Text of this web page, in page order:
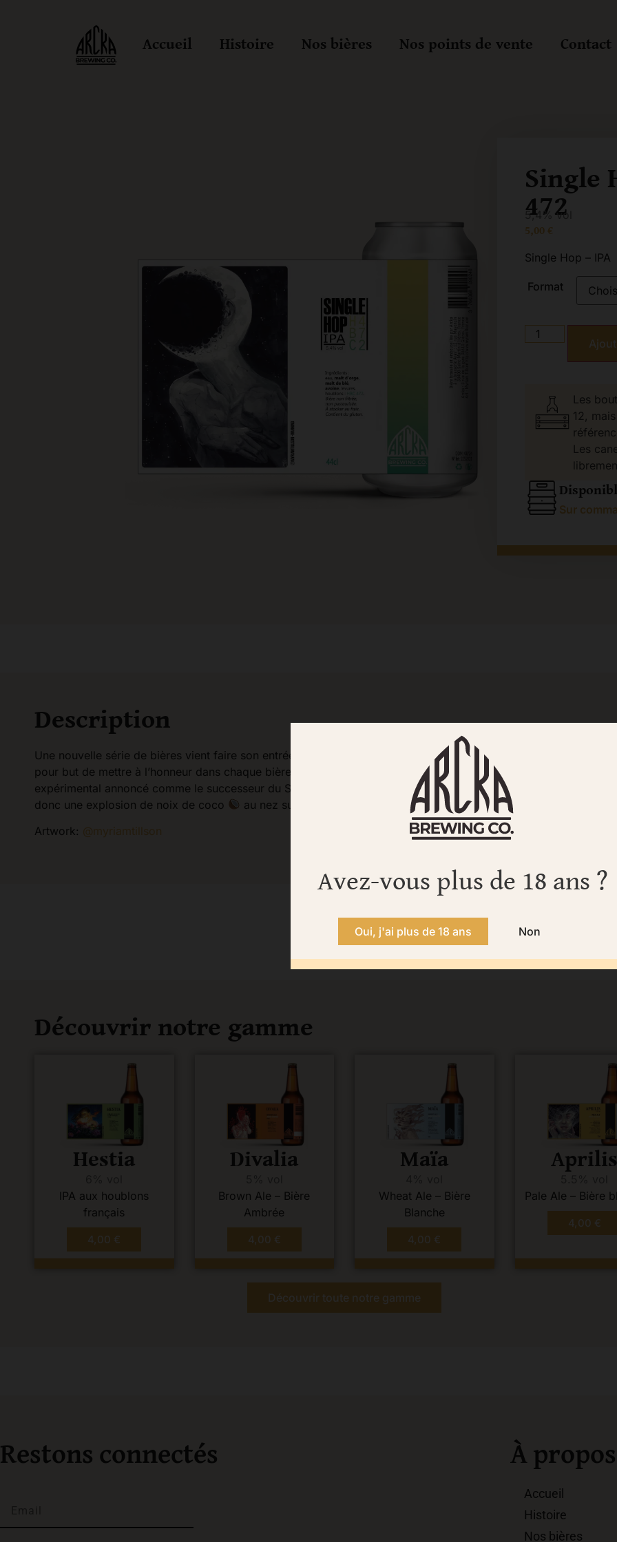
Accueil Histoire Nos bières Nos points de vente Contact
Single
472
5,4% vol
5,00 €
Single Hop – IPA
Format
Les
12,
Les
Sur
Description
Une nouvelle série de bières vient faire son entrée chez Arcka: les Single Hop. Comme son nom l’indique, cette
pour but de mettre à l’honneur dans chaque bière un houblon en particulier. On commence donc avec un houblon
expérimental annoncé comme le successeur du Sorachi et du Sabro. Il répond au doux nom de HBC472. On
donc une explosion de noix de coco
au nez sublimé par une texture gourmande et fraîche
Artwork: @myriamtillson
Découvrir notre gamme
Hestia
IPA aux houblons
français
4,00 €
Divalia
Brown Ale – Bière
Ambrée
4,00 €
Maïa
Wheat Ale – Bière
Blanche
4,00 €
Aprilis
Pale Ale – Bière
4,00 €
Découvrir toute notre gamme
Restons connectés À propos
Accueil
Histoire
Nos bières
Avez-vous plus de 18 ans ?
Oui, j'ai plus de 18 ans Non